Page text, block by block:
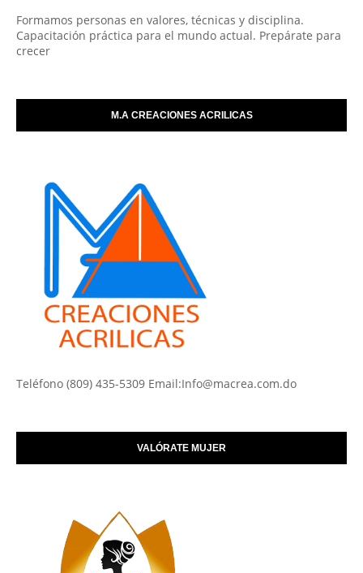
Formamos personas en valores, técnicas y disciplina.
Capacitación práctica para el mundo actual. Prepárate para
crecer
M.A CREACIONES ACRILICAS
Teléfono (809) 435-5309 Email:Info@macrea.com.do
VALÓRATE MUJER